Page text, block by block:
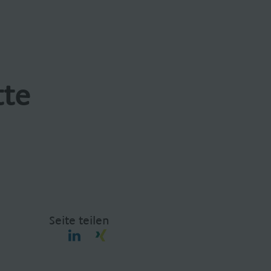
Seite teilen